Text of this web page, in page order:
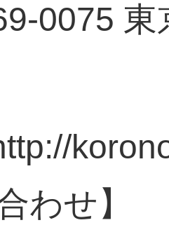
0075 東
わせ】